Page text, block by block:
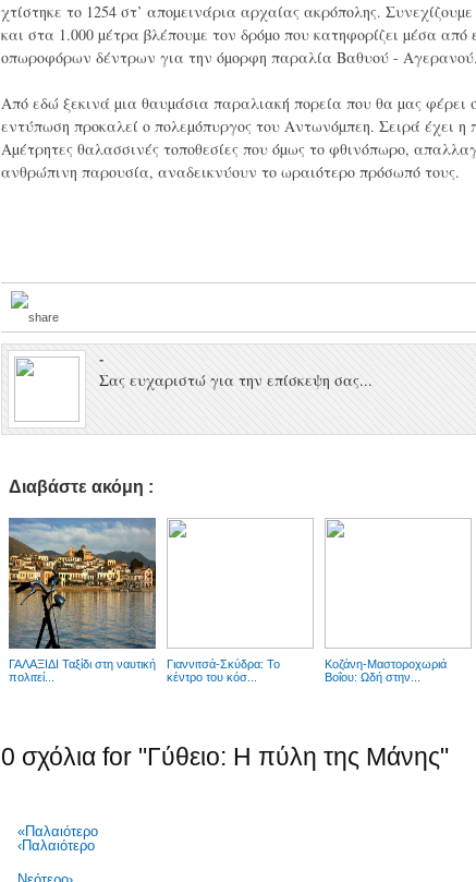
χτίστηκε το 1254 στ’ αποµεινάρια αρχαίας ακρόπολης.
και στα 1.000 µέτρα βλέπουµε τον δρόµο που κατηφορίζει µέσα από
οπωροφόρων δέντρων για την όµορφη παραλία Βαθυού - Αγερανού.
Από εδώ ξεκινά µια θαυµάσια παραλιακή πορεία που θα µας φέρει
εντύπωση προκαλεί ο πολεµόπυργος του Αντωνόµπεη. Σειρά έχει
Αµέτρητες θαλασσινές τοποθεσίες που όµως το φθινόπωρο,
ανθρώπινη παρουσία, αναδεικνύουν το ωραιότερο πρόσωπό τους.
-
Σας ευχαριστώ για την επίσκεψη σας...
Διαβάστε ακόμη :
ΓΑΛΑΞΙΔΙ Ταξίδι στη ναυτική
πολιτεί...
Γιαννιτσά-Σκύδρα: Το
κέντρο του κόσ...
Κοζάνη-Μαστοροχωριά
Βοΐου: Ωδή στην...
0 σχόλια for "Γύθειο: Η πύλη της Μάνης"
«Παλαιότερο
‹Παλαιότερο